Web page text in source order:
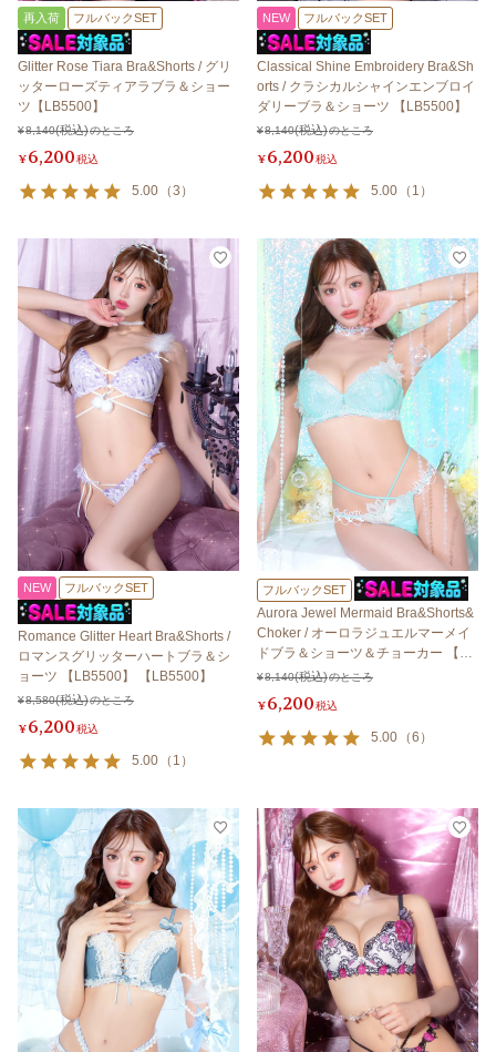
再入荷 フルバックSET
Glitter Rose Tiara Bra&Shorts / グリ
ッターローズティアラブラ＆ショー
ツ【LB5500】
¥8,140 のところ
¥6,200税込
5.00 （3 ）
NEW フルバックSET
Classical Shine Embroidery Bra&Sh
orts / クラシカルシャインエンブロイ
ダリーブラ＆ショーツ 【LB5500】
¥8,140 のところ
¥6,200税込
5.00 （ 1 ）
NEW フルバックSET
Romance Glitter Heart Bra&Shorts /
ロマンスグリッターハートブラ＆シ
ョーツ 【LB5500】 【LB5500】
¥8,580 のところ
¥6,200税込
5.00 （ 1 ）
フルバックSET
Aurora Jewel Mermaid Bra&Shorts&
Choker / オーロラジュエルマーメイ
ドブラ＆ショーツ＆チョーカー 【LB
5500】
¥8,140 のところ
¥6,200税込
5.00 （6 ）